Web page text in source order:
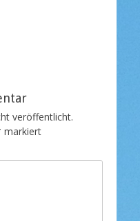
veröffentlicht.
markiert